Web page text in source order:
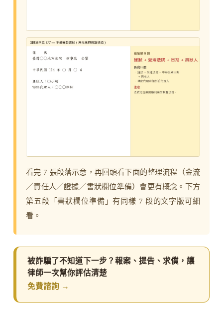
看完 7 張段落示意，再回頭看下面的整理流程（金流
／責任人／證據／書狀欄位準備）會更有概念。下方
第五段「書狀欄位準備」有同樣 7 段的文字版可細
看。
被詐騙了不知道下一步？報案、提告、求償，讓
律師一次幫你評估清楚
免費諮詢 →